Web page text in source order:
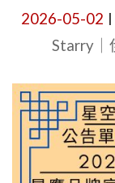
2026-05-02
Starry｜